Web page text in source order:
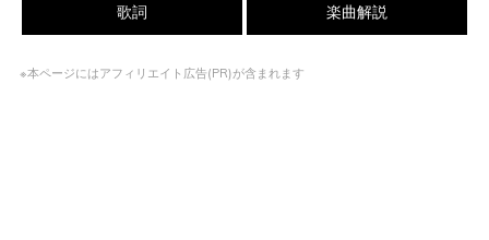
歌詞 楽曲解説
※本ページにはアフィリエイト広告(PR)が含まれます